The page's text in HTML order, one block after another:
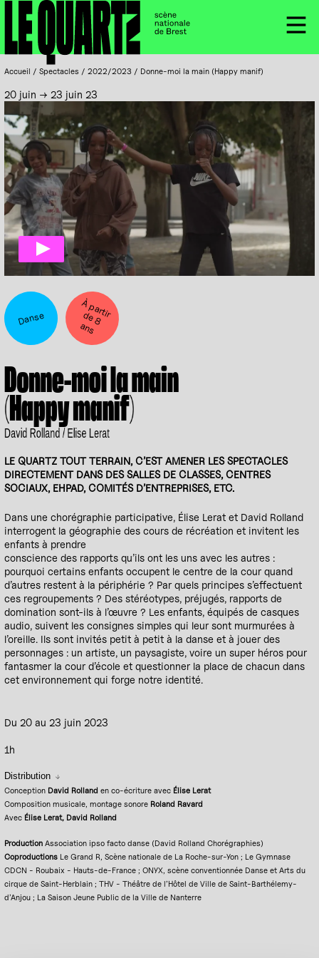
Panneau de gestion des cookies
Accueil
Menu
Accueil / Spectacles / 2022/2023 / Donne-moi la main (Happy manif)
20 juin → 23 juin 23
Danse À
p
a
rtir d
e
8
a
n
s
Donne-moi la main
(Happy manif)
David Rolland / Elise Lerat
LE QUARTZ TOUT TERRAIN, C’EST AMENER LES SPECTACLES
DIRECTEMENT DANS DES SALLES DE CLASSES, CENTRES
SOCIAUX, EHPAD, COMITÉS D’ENTREPRISES, ETC.
Dans une chorégraphie participative, Élise Lerat et David Rolland
interrogent la géographie des cours de récréation et invitent les
enfants à prendre
conscience des rapports qu’ils ont les uns avec les autres :
pourquoi certains enfants occupent le centre de la cour quand
d’autres restent à la périphérie ? Par quels principes s’effectuent
ces regroupements ? Des stéréotypes, préjugés, rapports de
domination sont-ils à l’œuvre ? Les enfants, équipés de casques
audio, suivent les consignes simples qui leur sont murmurées à
l’oreille. Ils sont invités petit à petit à la danse et à jouer des
personnages : un artiste, un paysagiste, voire un super héros pour
fantasmer la cour d’école et questionner la place de chacun dans
cet environnement qui forge notre identité.
Du 20 au 23 juin 2023
1h
Distribution
Conception David Rolland en co-écriture avec Élise Lerat
Composition musicale, montage sonore Roland Ravard
Avec Élise Lerat, David Rolland
Production Association ipso facto danse (David Rolland Chorégraphies)
Coproductions Le Grand R, Scène nationale de La Roche-sur-Yon ; Le Gymnase
CDCN - Roubaix - Hauts-de-France ; ONYX, scène conventionnée Danse et Arts du
cirque de Saint-Herblain ; THV - Théâtre de l’Hôtel de Ville de Saint-Barthélemy-
d’Anjou ; La Saison Jeune Public de la Ville de Nanterre